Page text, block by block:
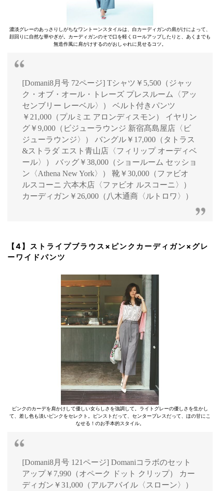
濃淡グレーのあっさりしがちなワントーンスタイルは、白カーディガンの肩がけによって、
顔回りに自然な華やぎが。カーディガンのそで口を軽くロールアップしたりと、あくまでも
無造作風に肩がけするのがおしゃれに見せるコツ。
[Domani8月号 72ページ] Tシャツ￥5,500（ジャッ
ク・オブ・オール・トレーズ プレスルーム〈アッ
センブリー レーベル〉） ベルト付きパンツ
￥21,000（プルミエ アロンディスモン） イヤリン
グ￥9,000（ビジューラウンジ 新宿髙島屋店〈ビ
ジューラウンジ〉） バングル￥17,000（タトラス
&ストラダ エスト青山店〈フィリップ オーディベ
ール〉） バッグ￥38,000（ショールーム セッショ
ン〈Athena New York〉） 靴￥30,000（ファビオ
ルスコーニ 六本木店〈ファビオ ルスコーニ〉）
カーディガン￥26,000（八木通商〈ルトロワ〉）
【4】ストライプブラウス×ピンクカーディガン×グレ
ーワイドパンツ
ピンクのカーデを肩かけして優しい女らしさを強調して。ライトグレーの優しさを生かし
て、差し色も淡いピンクをセレクト。ピンストだって、センタープレスだって、ほの甘にこ
なせる！のお手本的スタイル。
[Domani8月号 121ページ] Domaniコラボのセット
アップ￥7,990（オペーク ドット クリップ） カー
ディガン￥31,000（アルアバイル〈スローン〉）